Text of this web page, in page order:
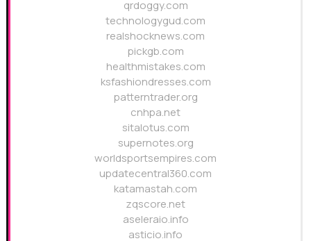
qrdoggy.com
technologygud.com
realshocknews.com
pickgb.com
healthmistakes.com
ksfashiondresses.com
patterntrader.org
cnhpa.net
sitalotus.com
supernotes.org
worldsportsempires.com
updatecentral360.com
katamastah.com
zqscore.net
aseleraio.info
asticio.info